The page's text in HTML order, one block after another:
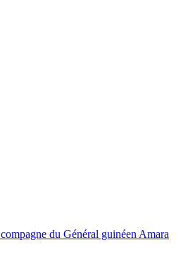
du Général guinéen Amara